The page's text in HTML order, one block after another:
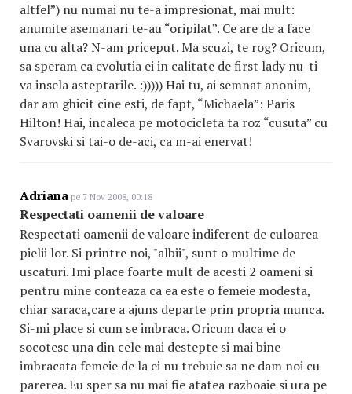
altfel”) nu numai nu te-a impresionat, mai mult:
anumite asemanari te-au “oripilat”. Ce are de a face
una cu alta? N-am priceput. Ma scuzi, te rog? Oricum,
sa speram ca evolutia ei in calitate de first lady nu-ti
va insela asteptarile. :))))) Hai tu, ai semnat anonim,
dar am ghicit cine esti, de fapt, “Michaela”: Paris
Hilton! Hai, incaleca pe motocicleta ta roz “cusuta” cu
Svarovski si tai-o de-aci, ca m-ai enervat!
Adriana pe 7 Nov 2008, 00:18
Respectati oamenii de valoare
Respectati oamenii de valoare indiferent de culoarea
pielii lor. Si printre noi, "albii", sunt o multime de
uscaturi. Imi place foarte mult de acesti 2 oameni si
pentru mine conteaza ca ea este o femeie modesta,
chiar saraca,care a ajuns departe prin propria munca.
Si-mi place si cum se imbraca. Oricum daca ei o
socotesc una din cele mai destepte si mai bine
imbracata femeie de la ei nu trebuie sa ne dam noi cu
parerea. Eu sper sa nu mai fie atatea razboaie si ura pe